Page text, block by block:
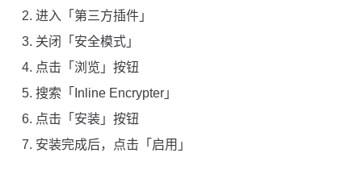
进入「第三方插件」
关闭「安全模式」
点击「浏览」按钮
搜索「Inline Encrypter」
点击「安装」按钮
安装完成后，点击「启用」